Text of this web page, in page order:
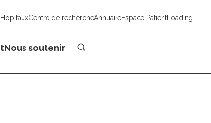
HôpitauxCentre de rechercheAnnuaireEspace PatientLoading...
Nous soutenir